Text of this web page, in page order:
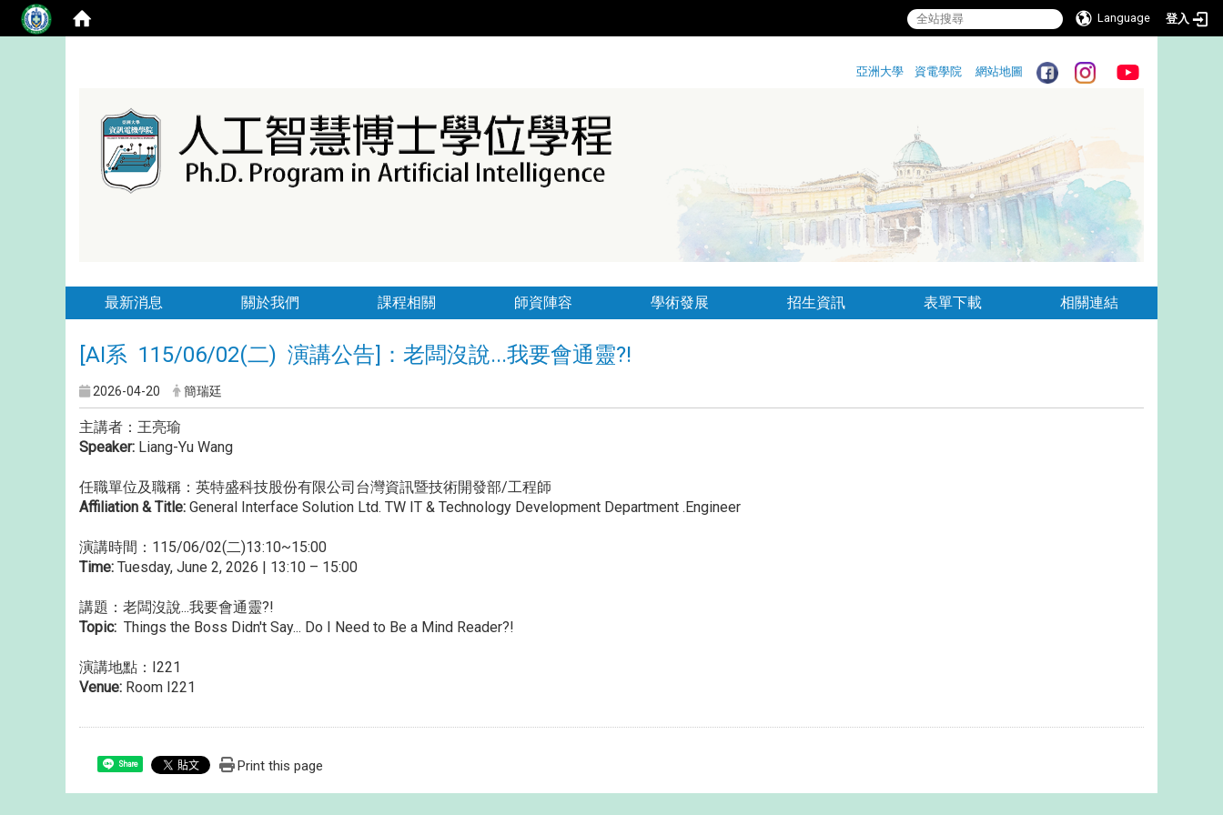
Language 登入
亞洲大學
資電學院 網站地圖
最新消息 關於我們 課程相關 師資陣容 學術發展 招生資訊 表單下載 相關連結
[AI系 115/06/02(二) 演講公告]：老闆沒說...我要會通靈?!
2026-04-20 簡瑞廷
主講者：王亮瑜
Speaker: Liang-Yu Wang
任職單位及職稱：英特盛科技股份有限公司台灣資訊暨技術開發部/工程師
Affiliation & Title: General Interface Solution Ltd. TW IT & Technology Development Department .Engineer
演講時間：115/06/02(二)13:10~15:00
Time: Tuesday, June 2, 2026 | 13:10 – 15:00
講題：老闆沒說...我要會通靈?!
Topic: Things the Boss Didn't Say... Do I Need to Be a Mind Reader?!
演講地點：I221
Venue: Room I221
Share Print this page